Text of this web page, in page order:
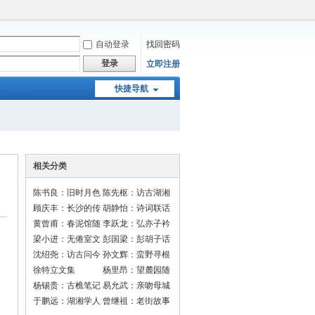
自动登录
找回密码
登录
立即注册
快捷导航
相关分类
陈书良：旧时月色 陈先枢：访古湖湘
顾庆丰：长沙的传
说
胡静怡：诗词联话
黄曾甫：春泥馆随
笔
李跃龙：弘亦子衿
梁小进：无倦室文
选
彭国梁：彭胡子话
长沙
沈绍尧：访古问今
走长沙
孙文辉：蛮野寻根
徐特立文集
杨里昂：望麓园随
笔
杨锡贵：古樵笔记 易允武：亲吻母城
于鹏远：湖湘学人 曾继祖：老街故事